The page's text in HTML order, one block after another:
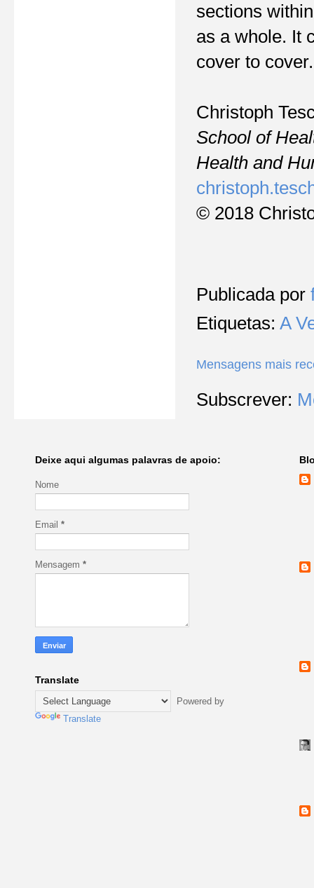
sections
as a whole. It
cover to cover.
Christoph
School of
Health and
christoph.
© 2018
Publicada por
Etiquetas: A
Mensagens mais
Subscrever:
Deixe aqui algumas palavras de apoio:
Nome
Email *
Mensagem *
Translate
Powered by
Translate